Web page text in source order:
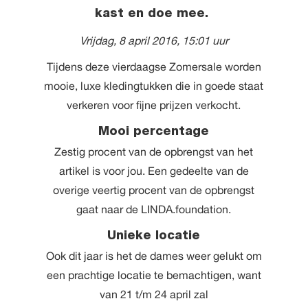
kast en doe mee.
Vrijdag, 8 april 2016, 15:01 uur
Tijdens deze vierdaagse Zomersale worden
mooie, luxe kledingtukken die in goede staat
verkeren voor fijne prijzen verkocht.
Mooi percentage
Zestig procent van de opbrengst van het
artikel is voor jou. Een gedeelte van de
overige veertig procent van de opbrengst
gaat naar de LINDA.foundation.
Unieke locatie
Ook dit jaar is het de dames weer gelukt om
een prachtige locatie te bemachtigen, want
van 21 t/m 24 april zal